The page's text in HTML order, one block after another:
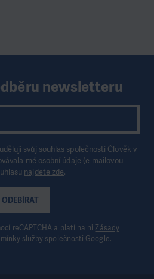
newsletteru
ODEBÍRAT
svůj souhlas společnosti Člověk v
mé osobní údaje (e-mailovou
najdete zde.
reCAPTCHA a platí na niZásady
služby společnosti Google.